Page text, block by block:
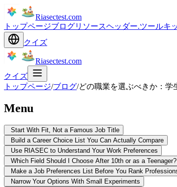
Riasectest.com
トップページブログリソースヘッダー.ツールキ
クイズ
Riasectest.com
クイズ
トップページ/ブログ/どの職業を選ぶべきか：学
Menu
Start With Fit, Not a Famous Job Title
Build a Career Choice List You Can Actually Compare
Use RIASEC to Understand Your Work Preferences
Which Field Should I Choose After 10th or as a Teenager?
Make a Job Preferences List Before You Rank
Narrow Your Options With Small Experiments